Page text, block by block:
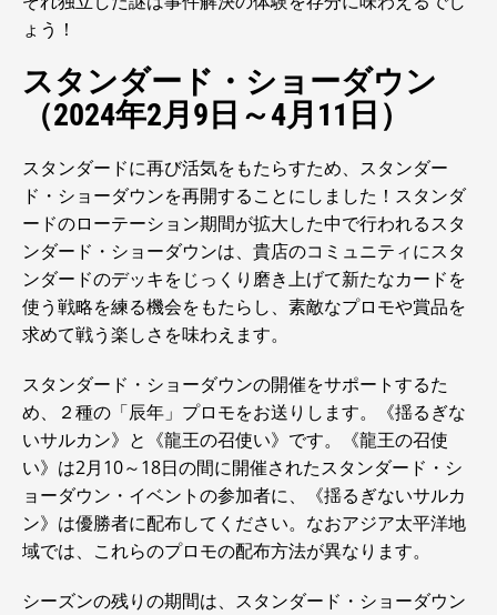
ょう！
スタンダード・ショーダウン
（2024年2月9日～4月11日）
スタンダードに再び活気をもたらすため、スタンダー
ド・ショーダウンを再開することにしました！スタンダ
ードのローテーション期間が拡大した中で行われるスタ
ンダード・ショーダウンは、貴店のコミュニティにスタ
ンダードのデッキをじっくり磨き上げて新たなカードを
使う戦略を練る機会をもたらし、素敵なプロモや賞品を
求めて戦う楽しさを味わえます。
スタンダード・ショーダウンの開催をサポートするた
め、２種の「辰年」プロモをお送りします。《揺るぎな
いサルカン》と《龍王の召使い》です。《龍王の召使
い》は2月10～18日の間に開催されたスタンダード・シ
ョーダウン・イベントの参加者に、《揺るぎないサルカ
ン》は優勝者に配布してください。なおアジア太平洋地
域では、これらのプロモの配布方法が異なります。
シーズンの残りの期間は、スタンダード・ショーダウン